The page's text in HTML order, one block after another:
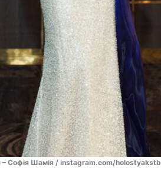
– Софія Шамія / instagram.com/holostyakstb